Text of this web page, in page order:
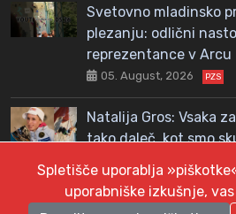
Svetovno mladinsko
plezanju: odlični
reprezentance v Arcu
05. August, 2026 PZS
Natalija Gros: Vsaka
tako daleč, kot smo
Spletišče uporablja
uporabniške izkušnje,